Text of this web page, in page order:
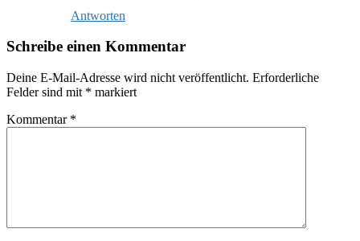
Antworten
Schreibe einen Kommentar
Deine E-Mail-Adresse wird nicht veröffentlicht. Erforderliche
Felder sind mit * markiert
Kommentar *